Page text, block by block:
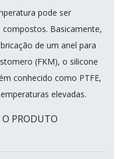
pode ser
Basicamente,
de um anel para
(FKM), o silicone
conhecido como PTFE,
elevadas.
O PRODUTO